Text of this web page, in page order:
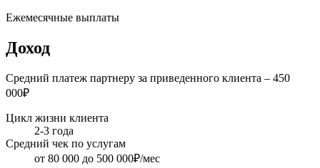
Ежемесячные выплаты
Доход
Средний платеж партнеру за приведенного клиента – 450
000₽
Цикл жизни клиента
2-3 года
Средний чек по услугам
от 80 000 до 500 000₽/мес